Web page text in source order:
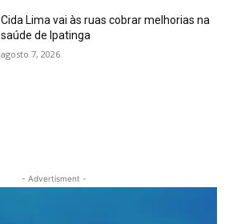
Cida Lima vai às ruas cobrar melhorias na
saúde de Ipatinga
agosto 7, 2026
- Advertisment -